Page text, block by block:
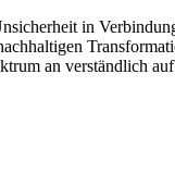
in
an verständlich